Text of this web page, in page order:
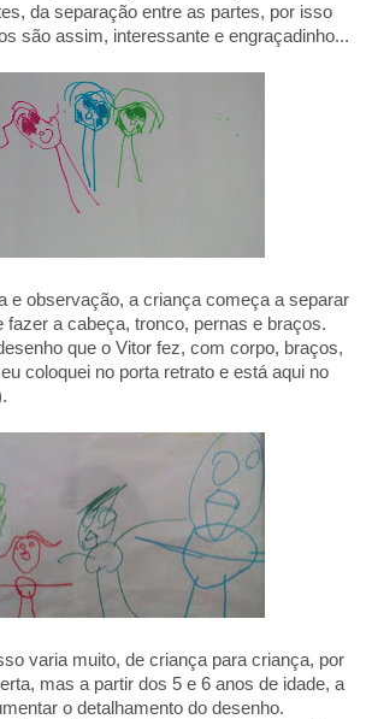
da separação entre as partes, por isso
são assim, interessante e engraçadinho...
e observação, a criança começa a separar
fazer a cabeça, tronco, pernas e braços.
que o Vitor fez, com corpo, braços,
coloquei no porta retrato e está aqui no
varia muito, de criança para criança, por
mas a partir dos 5 e 6 anos de idade, a
o detalhamento do desenho.